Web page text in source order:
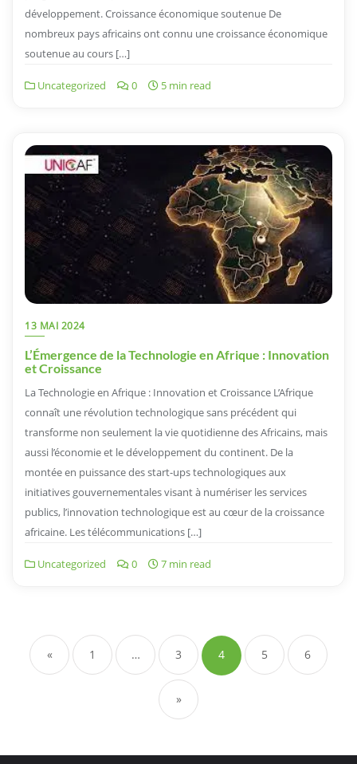
développement. Croissance économique soutenue De
nombreux pays africains ont connu une croissance économique
soutenue au cours […]
Uncategorized 0 5 min read
13 MAI 2024
L’Émergence de la Technologie en Afrique : Innovation
et Croissance
La Technologie en Afrique : Innovation et Croissance L’Afrique
connaît une révolution technologique sans précédent qui
transforme non seulement la vie quotidienne des Africains, mais
aussi l’économie et le développement du continent. De la
montée en puissance des start-ups technologiques aux
initiatives gouvernementales visant à numériser les services
publics, l’innovation technologique est au cœur de la croissance
africaine. Les télécommunications […]
Uncategorized 0 7 min read
des
articles
« 1 … 3 4 5 6
»